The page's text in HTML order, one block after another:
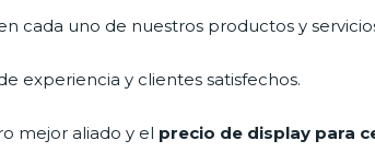
cada uno de nuestros productos y
experiencia y clientes satisfechos.
mejor aliado y el precio de display para